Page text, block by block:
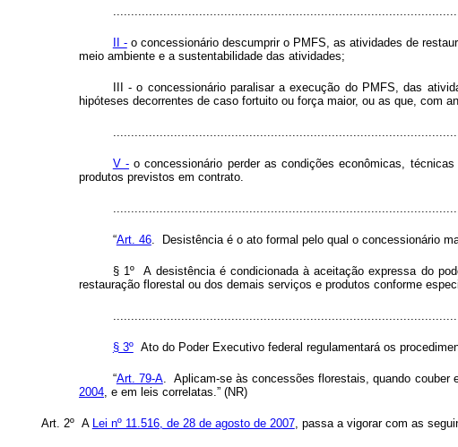
II -o concessionário descumprir o PMFS, as atividades de
meio ambiente e a sustentabilidade das atividades;
III - o concessionário paralisar a execução do PMFS, das
hipóteses decorrentes de caso fortuito ou força maior, ou as que, com
V - o concessionário perder as condições econômicas,
produtos previstos em contrato.
“Art. 46. Desistência é o ato formal pelo qual o concessionário
§ 1º A desistência é condicionada à aceitação expressa do
restauração florestal ou dos demais serviços e produtos conforme
§ 3ºAto do Poder Executivo federal regulamentará os
“Art. 79-A. Aplicam-se às concessões florestais, quando couber
2004, e em leis correlatas.” (NR)
Art. 2º A Lei nº 11.516, de 28 de agosto de 2007, passa a vigorar com as